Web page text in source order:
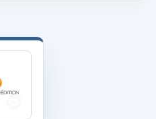
Bamboo Édition